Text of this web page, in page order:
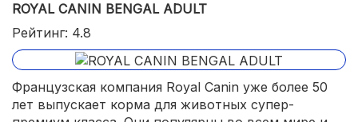
ROYAL CANIN BENGAL ADULT
Рейтинг: 4.8
Французская компания Royal Canin уже более 50
лет выпускает корма для животных супер-